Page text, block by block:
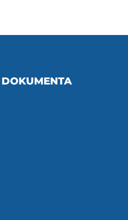
DOKUMENTA